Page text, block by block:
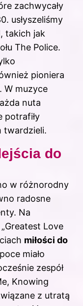
zachwycały
usłyszeliśmy
takich jak
The Police.
pioniera
W muzyce
nuta
potrafiły
twardzieli.
do
w różnorodny
radosne
Na
Love
miłości do
miało
zespół
Knowing
z utratą